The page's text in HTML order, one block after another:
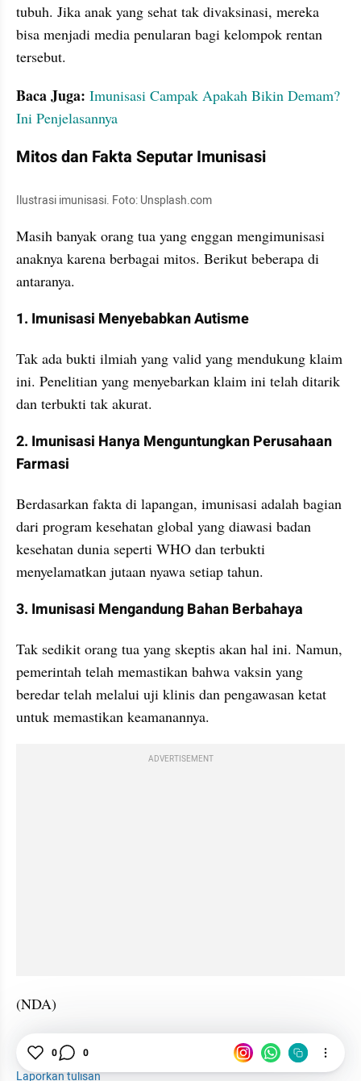
tubuh. Jika anak yang sehat tak divaksinasi, mereka
bisa menjadi media penularan bagi kelompok rentan
tersebut.
Baca Juga: Imunisasi Campak Apakah Bikin Demam?
Ini Penjelasannya
Mitos dan Fakta Seputar Imunisasi
Ilustrasi imunisasi. Foto: Unsplash.com
Masih banyak orang tua yang enggan mengimunisasi
anaknya karena berbagai mitos. Berikut beberapa di
antaranya.
1. Imunisasi Menyebabkan Autisme
Tak ada bukti ilmiah yang valid yang mendukung klaim
ini. Penelitian yang menyebarkan klaim ini telah ditarik
dan terbukti tak akurat.
2. Imunisasi Hanya Menguntungkan Perusahaan
Farmasi
Berdasarkan fakta di lapangan, imunisasi adalah bagian
dari program kesehatan global yang diawasi badan
kesehatan dunia seperti WHO dan terbukti
menyelamatkan jutaan nyawa setiap tahun.
3. Imunisasi Mengandung Bahan Berbahaya
Tak sedikit orang tua yang skeptis akan hal ini. Namun,
pemerintah telah memastikan bahwa vaksin yang
beredar telah melalui uji klinis dan pengawasan ketat
untuk memastikan keamanannya.
ADVERTISEMENT
(NDA)
Imunisasi
Laporkan tulisan
0 0